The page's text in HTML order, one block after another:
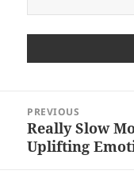
navigation
PREVIOUS
Previous
post:
Really Slow
Uplifting